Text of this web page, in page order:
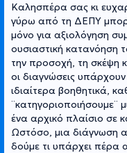
Καλησπέρα σας κι
γύρω από τη ΔΕΠΥ
μόνο για αξιολόγηση
ουσιαστική κατανόηση
την προσοχή, τη σκέψη
οι διαγνώσεις
ιδιαίτερα βοηθητικά,
¨κατηγοριοποιήσουμε¨
ένα αρχικό πλαίσιο σε
Ωστόσο, μια διάγνωση
δούμε τι υπάρχει πέρα